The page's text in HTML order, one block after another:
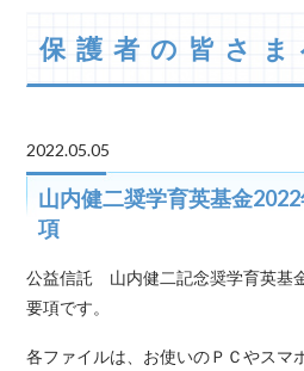
保護者の皆さま
2022.05.05
山内健二奨学育英基金
項
公益信託 山内健二記念奨学育英
要項です。
各ファイルは、お使いのＰＣやスマ